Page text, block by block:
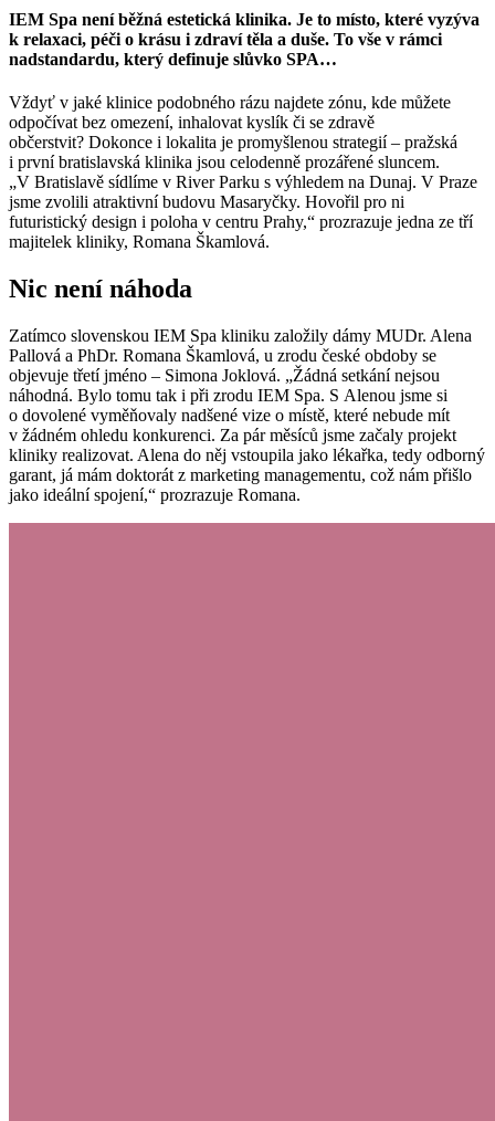
IEM Spa není běžná estetická klinika. Je to místo, které vyzýva
k relaxaci, péči o krásu i zdraví těla a duše. To vše v rámci
nadstandardu, který definuje slůvko SPA…
Vždyť v jaké klinice podobného rázu najdete zónu, kde můžete
odpočívat bez omezení, inhalovat kyslík či se zdravě
občerstvit? Dokonce i lokalita je promyšlenou strategií – pražská
i první bratislavská klinika jsou celodenně prozářené sluncem.
„V Bratislavě sídlíme v River Parku s výhledem na Dunaj. V Praze
jsme zvolili atraktivní budovu Masaryčky. Hovořil pro ni
futuristický design i poloha v centru Prahy,“ prozrazuje jedna ze tří
majitelek kliniky, Romana Škamlová.
Nic není náhoda
Zatímco slovenskou IEM Spa kliniku založily dámy MUDr. Alena
Pallová a PhDr. Romana Škamlová, u zrodu české obdoby se
objevuje třetí jméno – Simona Joklová. „Žádná setkání nejsou
náhodná. Bylo tomu tak i při zrodu IEM Spa. S Alenou jsme si
o dovolené vyměňovaly nadšené vize o místě, které nebude mít
v žádném ohledu konkurenci. Za pár měsíců jsme začaly projekt
kliniky realizovat. Alena do něj vstoupila jako lékařka, tedy odborný
garant, já mám doktorát z marketing managementu, což nám přišlo
jako ideální spojení,“ prozrazuje Romana.